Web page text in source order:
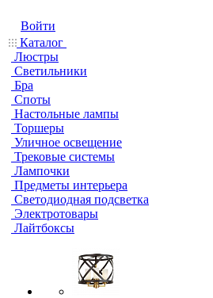
Войти
Каталог
Люстры
Светильники
Бра
Споты
Настольные лампы
Торшеры
Уличное освещение
Трековые системы
Лампочки
Предметы интерьера
Светодиодная подсветка
Электротовары
Лайтбоксы